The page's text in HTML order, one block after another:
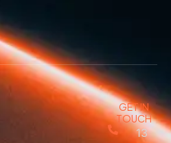
GET IN
TOUCH
13